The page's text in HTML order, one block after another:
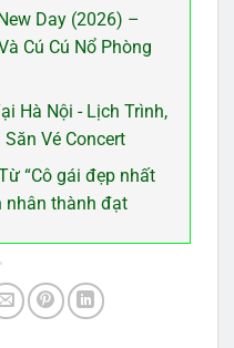
Day (2026) –
Cú Cú Nổ Phòng
Hà Nội - Lịch Trình,
Vé Concert
“Cô gái đẹp nhất
nhân thành đạt